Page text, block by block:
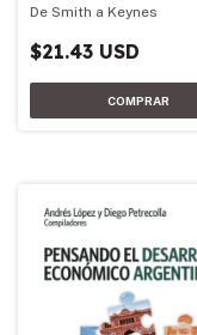
De Smith a Keynes
$21.43 USD